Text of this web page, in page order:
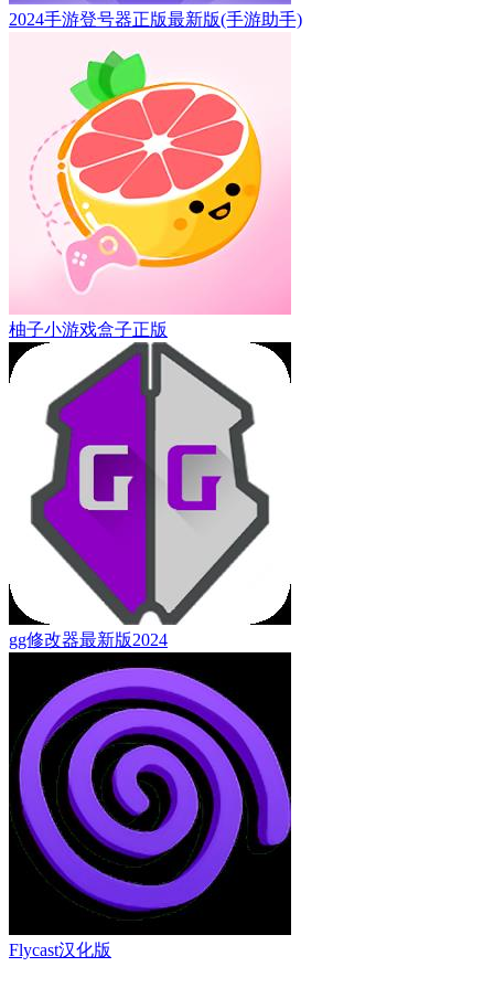
2024手游登号器正版最新版(手游助手)
柚子小游戏盒子正版
gg修改器最新版2024
Flycast汉化版